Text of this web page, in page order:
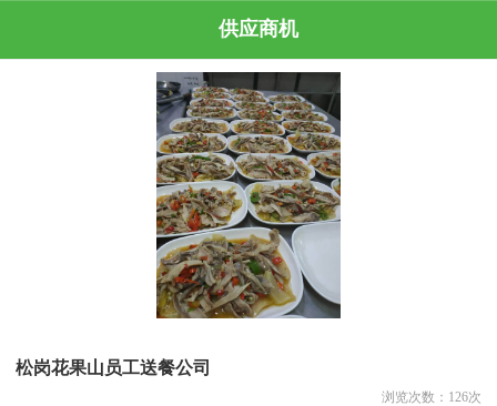
供应商机
松岗花果山员工送餐公司
浏览次数： 126次